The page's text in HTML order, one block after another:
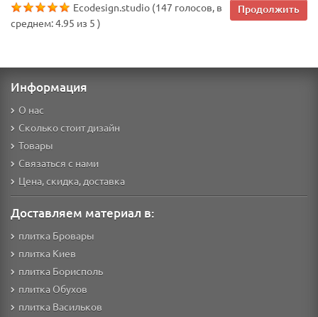
Продолжить
Ecodesign.studio (147 голосов, в
среднем:4.95 из 5 )
Информация
О нас
Сколько стоит дизайн
Товары
Связаться с нами
Цена, скидка, доставка
Доставляем материал в:
плитка Бровары
плитка Киев
плитка Борисполь
плитка Обухов
плитка Васильков